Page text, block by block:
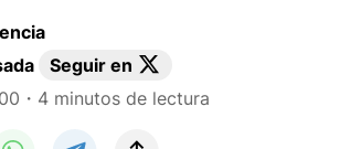
Seguir en
・4 minutos de lectura